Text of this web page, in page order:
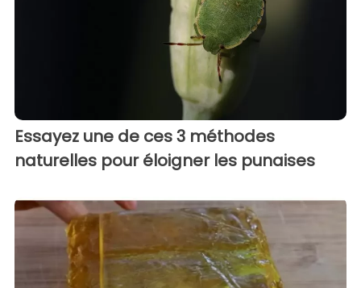
Essayez une de ces 3 méthodes
naturelles pour éloigner les punaises